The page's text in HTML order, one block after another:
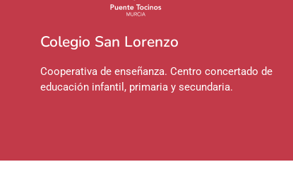
Colegio San Lorenzo
Cooperativa de enseñanza. Centro concertado de
educación infantil, primaria y secundaria.